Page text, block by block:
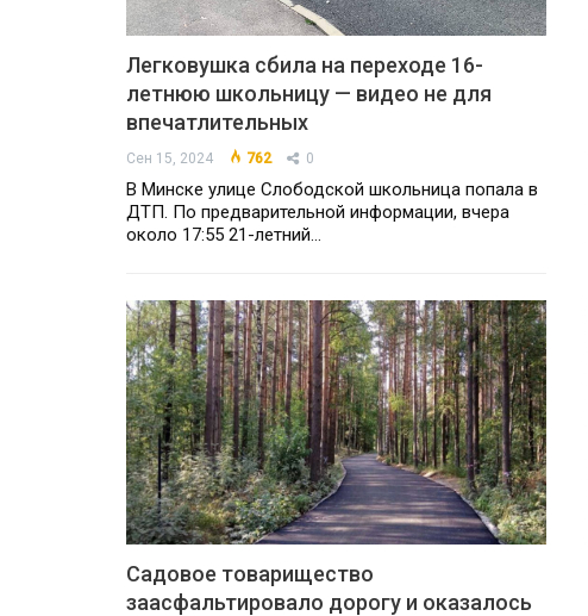
Легковушка сбила на переходе 16-
летнюю школьницу — видео не для
впечатлительных
Сен 15, 2024 762 0
В Минске улице Слободской школьница попала в
ДТП. По предварительной информации, вчера
около 17:55 21-летний…
Садовое товарищество
заасфальтировало дорогу и оказалось